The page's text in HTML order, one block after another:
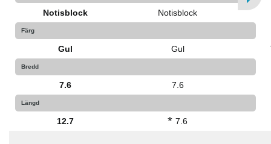
certifierade pappersfibrer, som kommer från hållbart
skogsbruk och kontrollerade resurser
Tillverkas med ett häftämne från av ett förnyelsebart
material som till 60 % kommer från en växt som växer
upp igen varje år
Notisblock Notisblock
Färg
Gul Gul
Bredd
7.6 7.6
Längd
12.7 * 7.6